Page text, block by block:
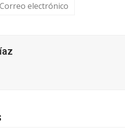
Correo electrónico